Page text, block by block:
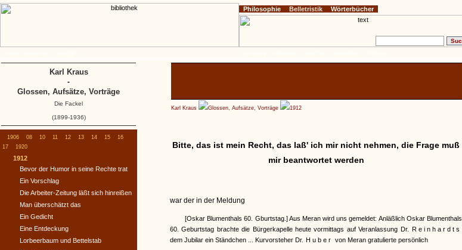
Karl Kraus Glossen, Aufsätze, Vorträge 1912
Bitte, das ist mein Recht, das laß' ich mir nicht nehmen, die Frage muß
mir beantwortet werden
war der in der Meldung
[Oskar Blumenthals 60. Gburtstag.] Aus Meran wird uns gemeldet: Anläßlich Oskar Blumenthals
60. Geburtstag brachte die Bürgerkapelle heute vormittags auf Veranlassung Dr. Reinhardts
dem Jubilar ein Ständchen ... Kurvorsteher Dr. Huber von Meran gratulierte persönlich
1906 08 10 11 12 13 14 15
16
17
1920
1912
Bevor der Humor in seine Rechte trat
Ein Vorschlag
Die Arbeiter-Zeitung läßt sich hinreißen
Man überschätzt das
Ein Gedicht
Eine Entdeckung
Lorbeerbaum und Bettelstab
Philosophie Belletristik Wörterbücher
Karl Kraus
-
Glossen, Aufsätze, Vorträge
Die Fackel
(1899-1936)